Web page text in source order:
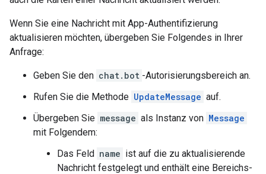
Wenn Sie eine Nachricht mit App-Authentifizierung
aktualisieren möchten, übergeben Sie Folgendes in Ihrer
Anfrage:
Geben Sie den chat.bot -Autorisierungsbereich an.
Rufen Sie die Methode UpdateMessage auf.
Übergeben Sie message als Instanz von Message
mit Folgendem:
Das Feld name ist auf die zu aktualisierende
Nachricht festgelegt und enthält eine Bereichs-